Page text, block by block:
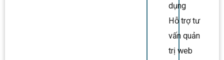
dụng
Hỗ trợ tư
vấn quản
trị web